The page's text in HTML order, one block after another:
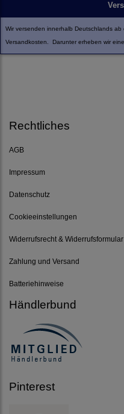
Wir versenden innerhalb Deutschlands
Versandkosten. Darunter erheben wir
Rechtliches
AGB
Impressum
Datenschutz
Cookieeinstellungen
Widerrufsrecht & Widerrufsformular
Zahlung und Versand
Batteriehinweise
Händlerbund
Pinterest